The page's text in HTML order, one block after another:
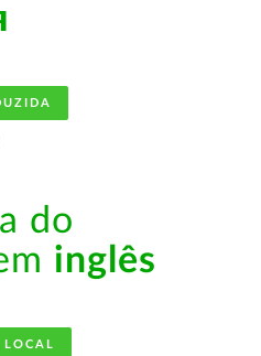
do
inglês